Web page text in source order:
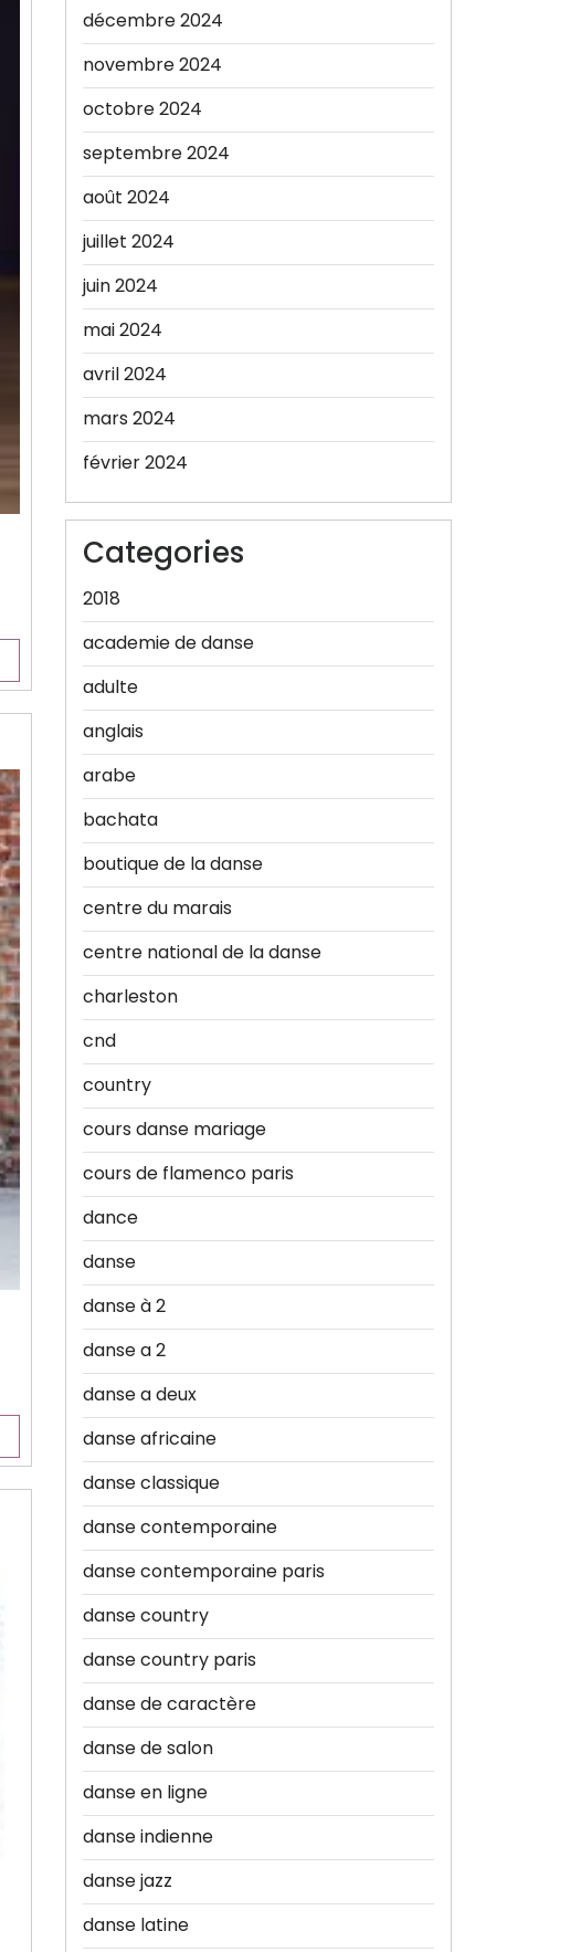
décembre 2024
novembre 2024
octobre 2024
septembre 2024
août 2024
juillet 2024
juin 2024
mai 2024
avril 2024
mars 2024
février 2024
Categories
2018
academie de danse
adulte
anglais
arabe
bachata
boutique de la danse
centre du marais
centre national de la danse
charleston
cnd
country
cours danse mariage
cours de flamenco paris
dance
danse
danse à 2
danse a 2
danse a deux
danse africaine
danse classique
danse contemporaine
danse contemporaine paris
danse country
danse country paris
danse de caractère
danse de salon
danse en ligne
danse indienne
danse jazz
danse latine